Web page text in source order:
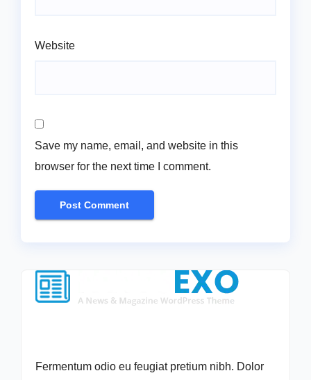
Website
Save my name, email, and website in this
browser for the next time I comment.
Fermentum odio eu feugiat pretium nibh. Dolor